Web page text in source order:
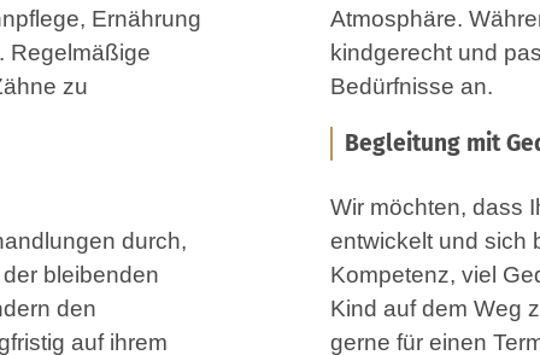
Ernährung
zu
durch,
bleibenden
auf ihrem
Atmosphäre.
kindgerecht und passen
Bedürfnisse an.
Begleitung mit
Wir möchten, dass
entwickelt und sich bei
Kompetenz, viel
Kind auf dem Weg zu
gerne für einen